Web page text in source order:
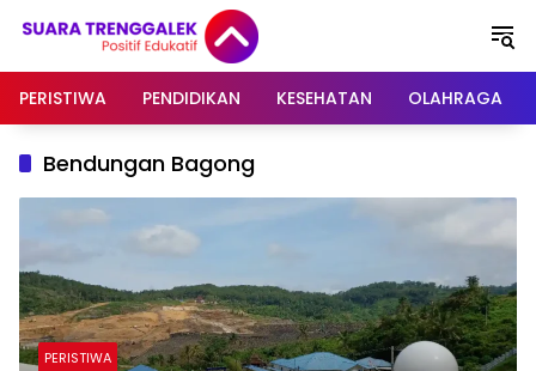
PERISTIWA
PENDIDIKAN KESEHATAN OLAHRAGA
Bendungan Bagong
PERISTIWA